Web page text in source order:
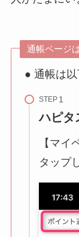
通帳ページ
● 通帳は以
STEP
ハピタ
【マ
タップ